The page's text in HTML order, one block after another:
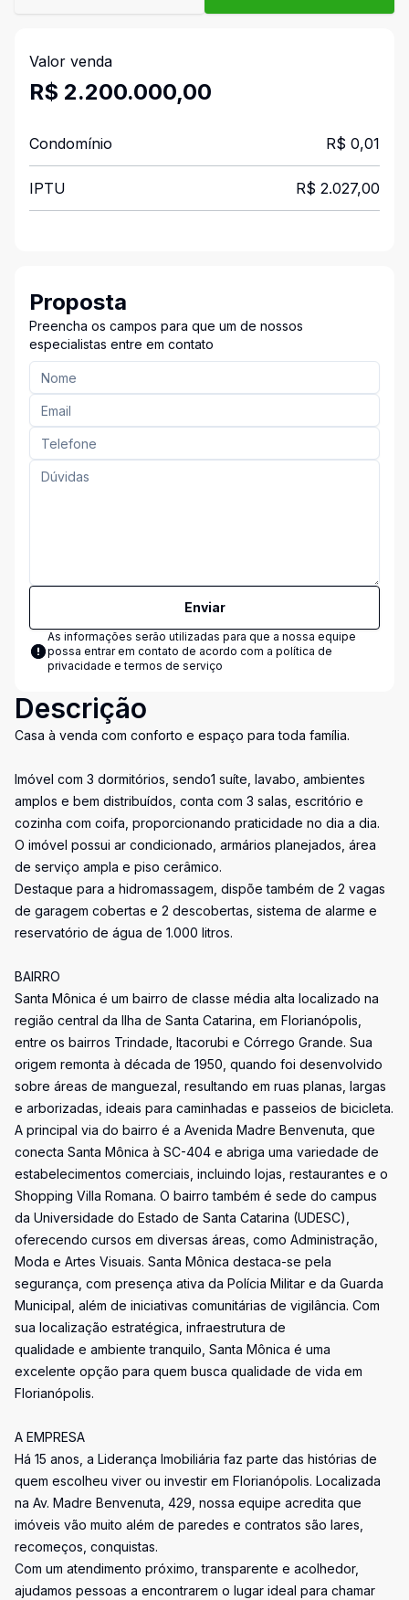
Valor venda
R$ 2.200.000,00
Condomínio R$ 0,01
IPTU R$ 2.027,00
Proposta
Preencha os campos para que um de nossos
especialistas entre em contato
Enviar
As informações serão utilizadas para que a nossa equipe
possa entrar em contato de acordo com a política de
privacidade e termos de serviço
Descrição
Casa à venda com conforto e espaço para toda família.
Imóvel com 3 dormitórios, sendo1 suíte, lavabo, ambientes
amplos e bem distribuídos, conta com 3 salas, escritório e
cozinha com coifa, proporcionando praticidade no dia a dia.
O imóvel possui ar condicionado, armários planejados, área
de serviço ampla e piso cerâmico.
Destaque para a hidromassagem, dispõe também de 2 vagas
de garagem cobertas e 2 descobertas, sistema de alarme e
reservatório de água de 1.000 litros.
BAIRRO
Santa Mônica é um bairro de classe média alta localizado na
região central da Ilha de Santa Catarina, em Florianópolis,
entre os bairros Trindade, Itacorubi e Córrego Grande. Sua
origem remonta à década de 1950, quando foi desenvolvido
sobre áreas de manguezal, resultando em ruas planas, largas
e arborizadas, ideais para caminhadas e passeios de bicicleta.
A principal via do bairro é a Avenida Madre Benvenuta, que
conecta Santa Mônica à SC-404 e abriga uma variedade de
estabelecimentos comerciais, incluindo lojas, restaurantes e o
Shopping Villa Romana. O bairro também é sede do campus
da Universidade do Estado de Santa Catarina (UDESC),
oferecendo cursos em diversas áreas, como Administração,
Moda e Artes Visuais. Santa Mônica destaca-se pela
segurança, com presença ativa da Polícia Militar e da Guarda
Municipal, além de iniciativas comunitárias de vigilância. Com
sua localização estratégica, infraestrutura de
qualidade e ambiente tranquilo, Santa Mônica é uma
excelente opção para quem busca qualidade de vida em
Florianópolis.
A EMPRESA
Há 15 anos, a Liderança Imobiliária faz parte das histórias de
quem escolheu viver ou investir em Florianópolis. Localizada
na Av. Madre Benvenuta, 429, nossa equipe acredita que
imóveis vão muito além de paredes e contratos são lares,
recomeços, conquistas.
Com um atendimento próximo, transparente e acolhedor,
ajudamos pessoas a encontrarem o lugar ideal para chamar